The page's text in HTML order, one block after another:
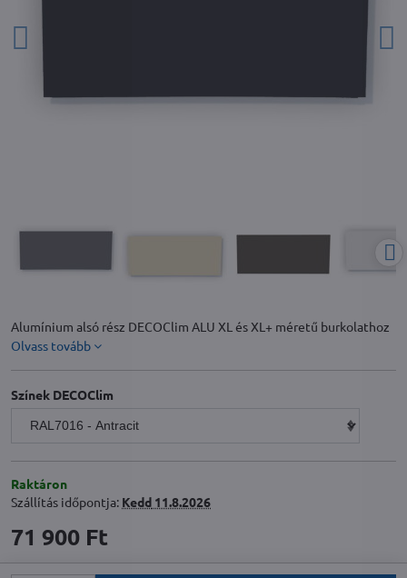
Alumínium alsó rész DECOClim ALU XL és XL+ méretű burkolathoz
Olvass tovább
Színek DECOClim
Raktáron
Szállítás időpontja: Kedd 11.8.2026
71 900 Ft